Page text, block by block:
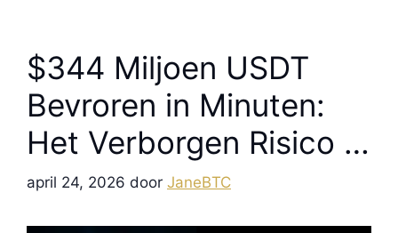
$344 Miljoen USDT
Bevroren in Minuten:
Het Verborgen Risico in
je Digitale Wallet
april 24, 2026 door JaneBTC